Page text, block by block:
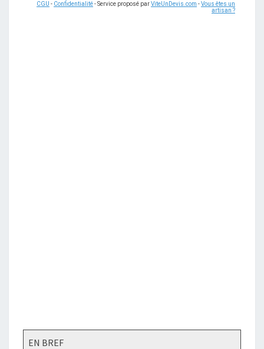
CGU - Confidentialité- Service proposé parViteUnDevis.com -Vous êtes un
artisan ?
EN BREF